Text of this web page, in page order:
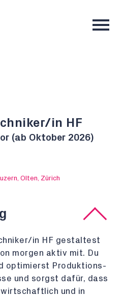
in HF
(ab Oktober 2026)
Olten, Zürich
in HF gestaltest
morgen aktiv mit. Du
optimierst Produktions-
und sorgst dafür, dass
und in